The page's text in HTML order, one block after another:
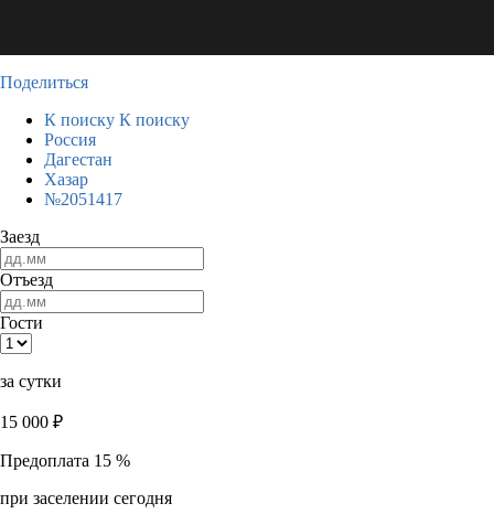
Поделиться
К поиску К поиску
Россия
Дагестан
Хазар
№2051417
Заезд
Отъезд
Гости
за сутки
15 000 ₽
Предоплата 15 %
при заселении сегодня